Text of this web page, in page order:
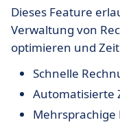
Dieses Feature
Verwaltung von
optimieren und
Schnelle
Automatisierte
Mehrsprachige